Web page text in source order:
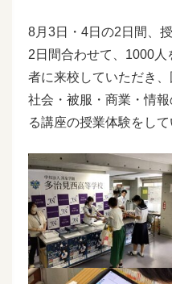
8月3日・4日の2日間、
2日間合わせて、1000
者に来校していただき
社会・被服・商業・情
る講座の授業体験をして